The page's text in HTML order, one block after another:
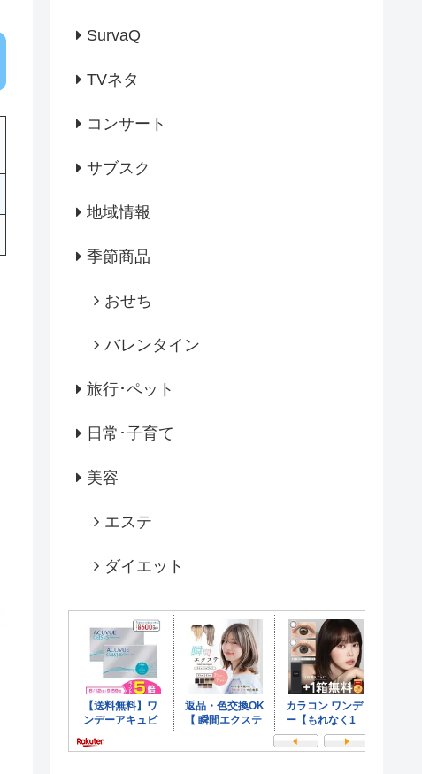
SurvaQ
TVネタ
コンサート
サブスク
地域情報
季節商品
おせち
バレンタイン
旅行･ペット
日常･子育て
美容
エステ
ダイエット